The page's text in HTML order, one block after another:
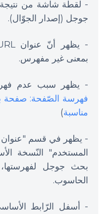
- لقطة شاشة من
جوجل (إصدار الجوّال).
بمعنى غير مفهرس.
- يظهر سبب عدم
فهرسة الصّفحة: صفحة
مناسبة)
المستخدم" النّسخة
بحث جوجل
الحاسوب.
- أسفل الرّابط